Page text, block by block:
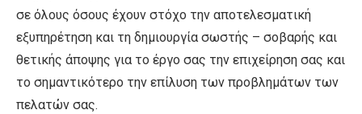
σε όλους όσους έχουν στόχο την αποτελεσματική
εξυπηρέτηση και τη δημιουργία σωστής – σοβαρής και
θετικής άποψης για το έργο σας την επιχείρηση σας και
το σημαντικότερο την επίλυση των προβλημάτων των
πελατών σας.